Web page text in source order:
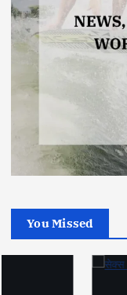
You Missed